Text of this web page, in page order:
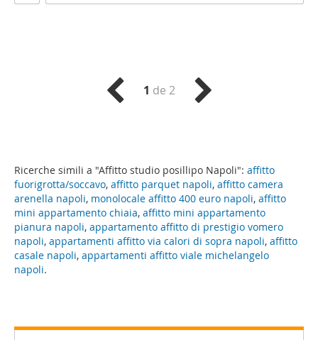
Ricerche simili a "Affitto studio posillipo Napoli": affitto
fuorigrotta/soccavo, affitto parquet napoli, affitto camera
arenella napoli, monolocale affitto 400 euro napoli, affitto
mini appartamento chiaia, affitto mini appartamento
pianura napoli, appartamento affitto di prestigio vomero
napoli, appartamenti affitto via calori di sopra napoli, affitto
casale napoli, appartamenti affitto viale michelangelo
napoli.
1 de 2